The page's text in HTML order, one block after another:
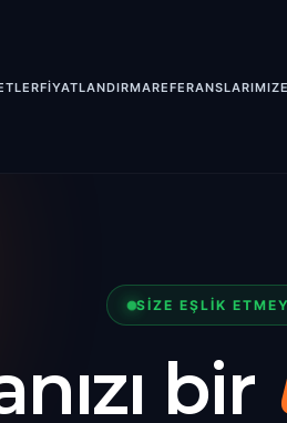
FİYATLANDIRMAREFERANSLARIMIZ
SİZE EŞLİK
bir